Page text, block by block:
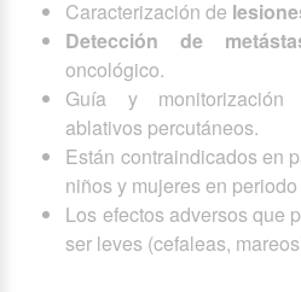
Caracterización de
Detección de
oncológico.
Guía y
ablativos percutáneos.
Están contraindicados en
niños y mujeres en
Los efectos adversos que
ser leves (cefaleas,